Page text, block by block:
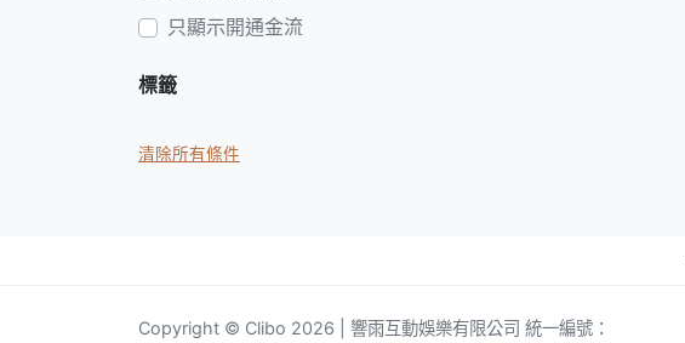
只顯示開通金流
標籤
清除所有條件
Copyright © Clibo 2026 | 響雨互動娛樂有限公司 統一編號：